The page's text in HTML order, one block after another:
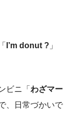
I’m donut ? 」
ビニ「 わざマー
、日常づかいで